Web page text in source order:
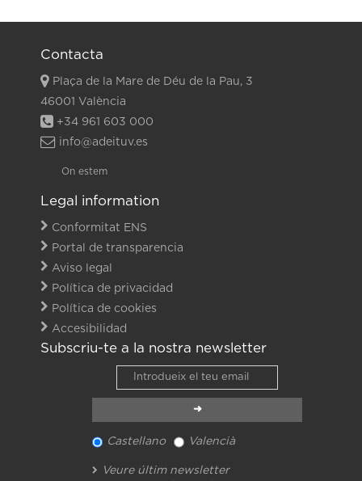
Contacta
Plaça de la Mare de Déu de la Pau, 3
46001 València
+34 961 603 000
info@adeituv.es
On estem
Legal information
Conformitat ENS
Portal de transparencia
Aviso legal
Política de privacidad
Política de cookies
Accesibilidad
Subscriu-te a la nostra newsletter
Castellano Valencià
Veure últim newsletter